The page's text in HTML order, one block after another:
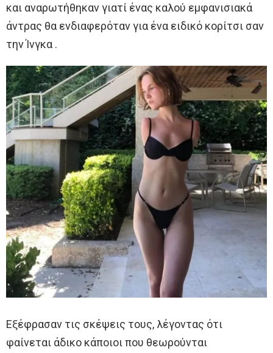
και αναρωτήθηκαν γιατί ένας καλού εμφανισιακά
άντρας θα ενδιαφερόταν για ένα ειδικό κορίτσι σαν
την Ίνγκα .
Εξέφρασαν τις σκέψεις τους, λέγοντας ότι
φαίνεται άδικο κάποιοι που θεωρούνται